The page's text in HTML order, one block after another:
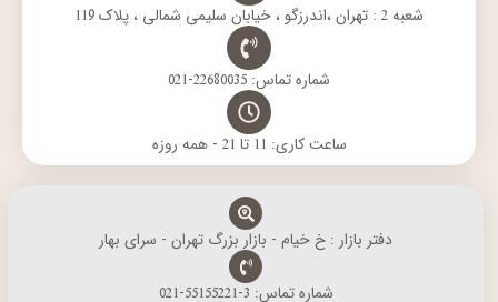
شعبه 2 : تهران ،اندرزگو ، خیابان سلیمی شمالی ، پلاک 119
شماره تماس: 22680035-021
ساعت کاری: 11 تا 21 - همه روزه
دفتر بازار : خ خیام - بازار بزرگ تهران - سرای بهار
شماره تماس: 3-55155221-021